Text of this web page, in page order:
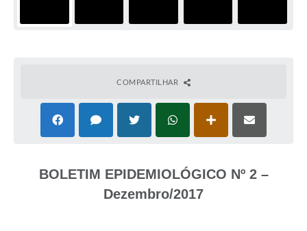
COMPARTILHAR
BOLETIM EPIDEMIOLÓGICO Nº 2 –
Dezembro/2017